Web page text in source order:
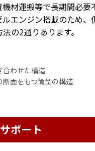
機材運搬等で長期間必
エンジン搭載のため
の2通りあります。
わせた構造
面をもつ筒型の構造
ポート